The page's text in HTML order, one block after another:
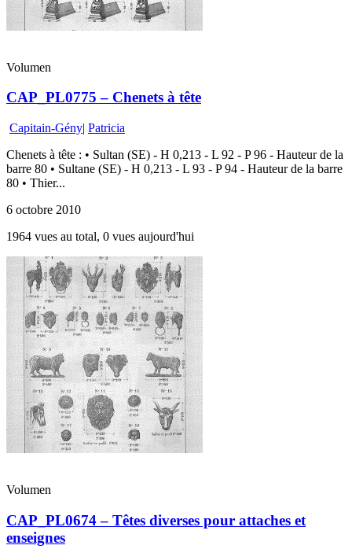
Volumen
CAP_PL0775 – Chenets à tête
Capitain-Gény| Patricia
Chenets à tête : • Sultan (SE) - H 0,213 - L 92 - P 96 - Hauteur de la
barre 80 • Sultane (SE) - H 0,213 - L 93 - P 94 - Hauteur de la barre
80 • Thier...
6 octobre 2010
1964 vues au total, 0 vues aujourd'hui
Volumen
CAP_PL0674 – Têtes diverses pour attaches et
enseignes